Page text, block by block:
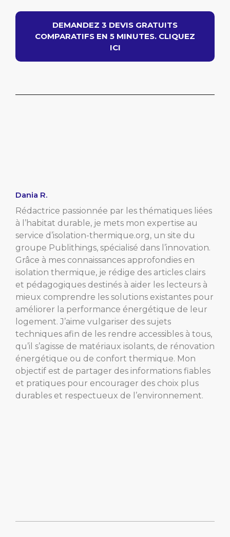
DEMANDEZ 3 DEVIS GRATUITS
COMPARATIFS EN 5 MINUTES. CLIQUEZ
ICI
Dania R.
Rédactrice passionnée par les thématiques liées
à l’habitat durable, je mets mon expertise au
service d’isolation-thermique.org, un site du
groupe Publithings, spécialisé dans l’innovation.
Grâce à mes connaissances approfondies en
isolation thermique, je rédige des articles clairs
et pédagogiques destinés à aider les lecteurs à
mieux comprendre les solutions existantes pour
améliorer la performance énergétique de leur
logement. J’aime vulgariser des sujets
techniques afin de les rendre accessibles à tous,
qu’il s’agisse de matériaux isolants, de rénovation
énergétique ou de confort thermique. Mon
objectif est de partager des informations fiables
et pratiques pour encourager des choix plus
durables et respectueux de l’environnement.